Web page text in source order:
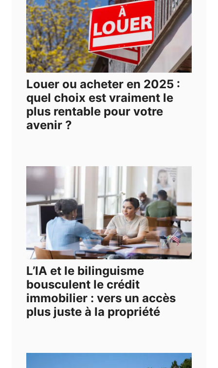
Louer ou acheter en 2025 :
quel choix est vraiment le
plus rentable pour votre
avenir ?
L’IA et le bilinguisme
bousculent le crédit
immobilier : vers un accès
plus juste à la propriété